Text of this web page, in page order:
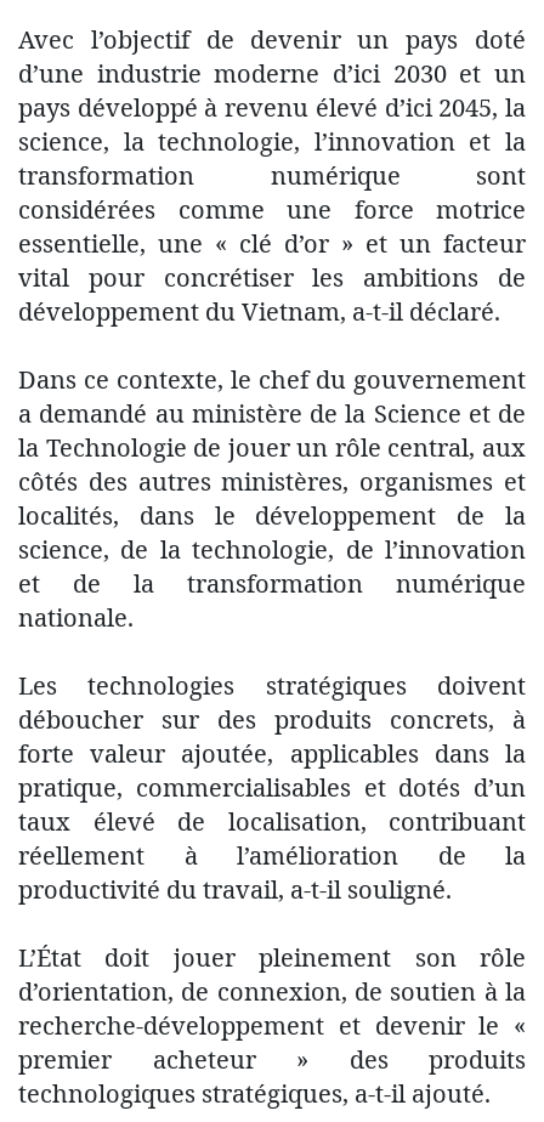
Avec l’objectif de devenir un pays doté
d’une industrie moderne d’ici 2030 et un
pays développé à revenu élevé d’ici 2045, la
science, la technologie, l’innovation et la
transformation numérique sont
considérées comme une force motrice
essentielle, une « clé d’or » et un facteur
vital pour concrétiser les ambitions de
développement du Vietnam, a-t-il déclaré.
Dans ce contexte, le chef du gouvernement
a demandé au ministère de la Science et de
la Technologie de jouer un rôle central, aux
côtés des autres ministères, organismes et
localités, dans le développement de la
science, de la technologie, de l’innovation
et de la transformation numérique
nationale.
Les technologies stratégiques doivent
déboucher sur des produits concrets, à
forte valeur ajoutée, applicables dans la
pratique, commercialisables et dotés d’un
taux élevé de localisation, contribuant
réellement à l’amélioration de la
productivité du travail, a-t-il souligné.
L’État doit jouer pleinement son rôle
d’orientation, de connexion, de soutien à la
recherche-développement et devenir le «
premier acheteur » des produits
technologiques stratégiques, a-t-il ajouté.